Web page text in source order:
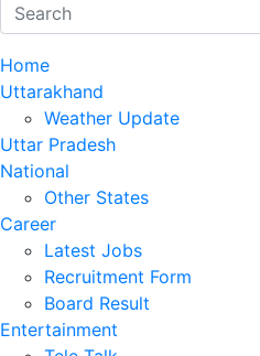
Home
Uttarakhand
Weather Update
Uttar Pradesh
National
Other States
Career
Latest Jobs
Recruitment Form
Board Result
Entertainment